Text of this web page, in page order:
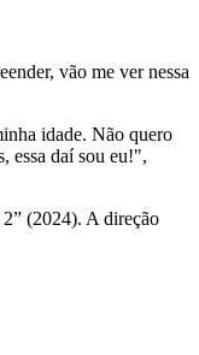
vão me ver nessa
idade. Não quero
essa daí sou eu!",
(2024). A direção